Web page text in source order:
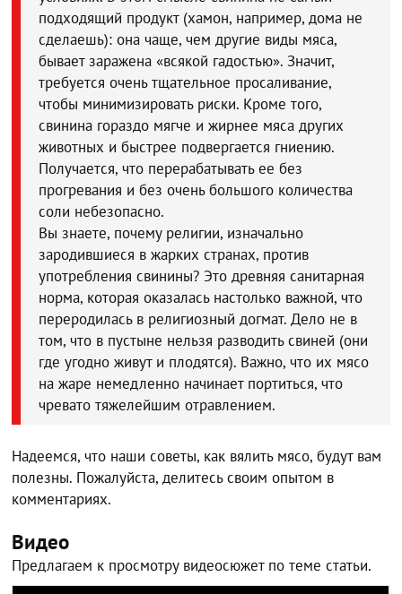
подходящий продукт (хамон, например, дома не
сделаешь): она чаще, чем другие виды мяса,
бывает заражена «всякой гадостью». Значит,
требуется очень тщательное просаливание,
чтобы минимизировать риски. Кроме того,
свинина гораздо мягче и жирнее мяса других
животных и быстрее подвергается гниению.
Получается, что перерабатывать ее без
прогревания и без очень большого количества
соли небезопасно.
Вы знаете, почему религии, изначально
зародившиеся в жарких странах, против
употребления свинины? Это древняя санитарная
норма, которая оказалась настолько важной, что
переродилась в религиозный догмат. Дело не в
том, что в пустыне нельзя разводить свиней (они
где угодно живут и плодятся). Важно, что их мясо
на жаре немедленно начинает портиться, что
чревато тяжелейшим отравлением.
Надеемся, что наши советы, как вялить мясо, будут вам
полезны. Пожалуйста, делитесь своим опытом в
комментариях.
Видео
Предлагаем к просмотру видеосюжет по теме статьи.